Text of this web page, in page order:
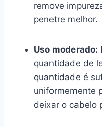
remove
penetre melhor.
Uso moderado:
quantidade de
quantidade é
uniformemente
deixar o cabelo